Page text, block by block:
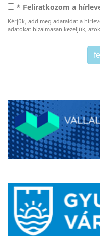
* Feliratkozom a
Kérjük, add meg adataidat a
adatokat bizalmasan kezeljük,